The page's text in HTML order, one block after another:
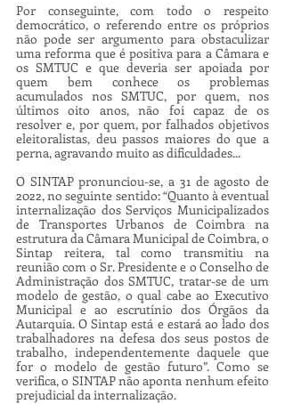
Por conseguinte, com todo o respeito
democrático, o referendo entre os próprios
não pode ser argumento para obstaculizar
uma reforma que é positiva para a Câmara e
os SMTUC e que deveria ser apoiada por
quem bem conhece os problemas
acumulados nos SMTUC, por quem, nos
últimos oito anos, não foi capaz de os
resolver e, por quem, por falhados objetivos
eleitoralistas, deu passos maiores do que a
perna, agravando muito as dificuldades...
O SINTAP pronunciou-se, a 31 de agosto de
2022, no seguinte sentido: “Quanto à eventual
internalização dos Serviços Municipalizados
de Transportes Urbanos de Coimbra na
estrutura da Câmara Municipal de Coimbra, o
Sintap reitera, tal como transmitiu na
reunião com o Sr. Presidente e o Conselho de
Administração dos SMTUC, tratar-se de um
modelo de gestão, o qual cabe ao Executivo
Municipal e ao escrutínio dos Órgãos da
Autarquia. O Sintap está e estará ao lado dos
trabalhadores na defesa dos seus postos de
trabalho, independentemente daquele que
for o modelo de gestão futuro”. Como se
verifica, o SINTAP não aponta nenhum efeito
prejudicial da internalização.